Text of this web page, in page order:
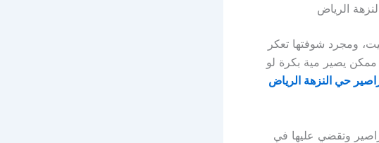
الرياض
ومجرد شوفتها تعكر
يصير مية بكرة لو
حي النزهة الرياض
وتقضي عليها في